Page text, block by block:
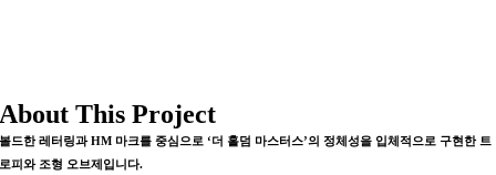
About This Project
볼드한 레터링과 HM 마크를 중심으로 ‘더 홀덤 마스터스’의 정체성을 입체적으로 구현한 트
로피와 조형 오브제입니다.